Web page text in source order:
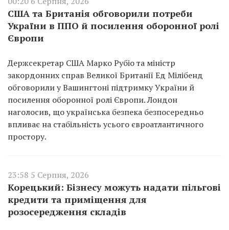
США та Британія обговорили потреби
України в ППО й посилення оборонної ролі
Європи
Держсекретар США Марко Рубіо та міністр
закордонних справ Великої Британії Ед Мілібенд
обговорили у Вашингтоні підтримку України й
посилення оборонної ролі Європи. Лондон
наголосив, що українська безпека безпосередньо
впливає на стабільність усього євроатлантичного
простору.
23:58 5 Серпня, 2026
Корецький: Бізнесу можуть надати пільгові
кредити та приміщення для
розосередження складів